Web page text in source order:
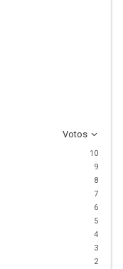
Votos
10
9
8
7
6
5
4
3
2